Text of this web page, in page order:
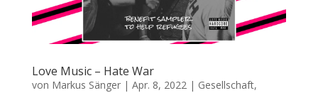
Love Music – Hate War
von Markus Sänger| Apr. 8, 2022| Gesellschaft,